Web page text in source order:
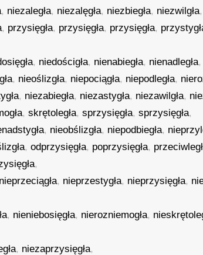
, niezaległa, niezalęgła, niezbiegła, niezwilgła,
, przysięgła, przysięgła, przysięgła,
, niedościgła, nienabiegła, nienadległa,
, nieoślizgła, niepociągła, niepodległa,
, niezabiegła, niezastygła, niezawilgła,
,skrętoległa,sprzysięgła,sprzysięgła,
, nieobślizgła, niepodbiegła,
,odprzysięgła, poprzysięgła,
,
nieprzeciągła, nieprzestygła, nieprzysięgła,
, nieniebosięgła, nierozniemogła,
, niezaprzysięgła,